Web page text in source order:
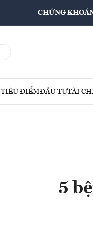
CHỨNG
TIÊU ĐIỂMĐẦU TƯTÀI
5